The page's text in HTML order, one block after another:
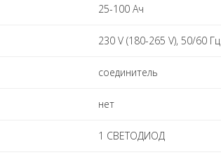
25-100 Ач
230 V (180-265 V), 50/60 Гц
соединитель
нет
1 СВЕТОДИОД